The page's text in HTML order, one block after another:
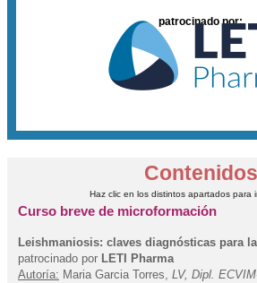
patrocinado por:
Contenidos
Haz clic en los distintos apartados para
Curso breve de microformación
Leishmaniosis: claves diagnósticas para
patrocinado por LETI Pharma
Autoría: Maria Garcia Torres, LV, Dipl.